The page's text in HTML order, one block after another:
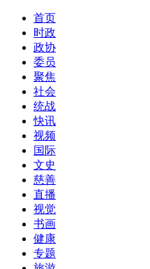
首页
时政
政协
委员
聚焦
社会
统战
快讯
视频
国际
文史
慈善
直播
视觉
书画
健康
专题